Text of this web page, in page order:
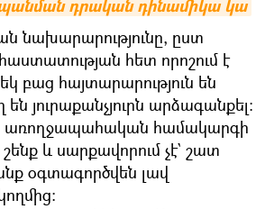
դրական դինամիկա կա
նախարարությունը, ըստ
հետ որոշում է
բաց հայտարարություն են
յուրաքանչյուրն արձագանքել։
առողջապահական համակարգի
և սարքավորում չէ` շատ
օգտագործվեն լավ